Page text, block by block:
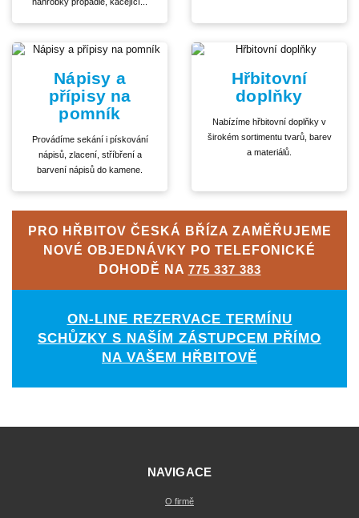
Nápisy a
přípisy na
pomník
Provádíme sekání i pískování
nápisů, zlacení, stříbření a
barvení nápisů do kamene.
Hřbitovní
doplňky
Nabízíme hřbitovní doplňky v
širokém sortimentu tvarů, barev
a materiálů.
PRO HŘBITOV ČESKÁ BŘÍZA ZAMĚŘUJEME
NOVÉ OBJEDNÁVKY PO TELEFONICKÉ
DOHODĚ NA 775 337 383
ON-LINE REZERVACE TERMÍNU
SCHŮZKY S NAŠÍM ZÁSTUPCEM PŘÍMO
NA VAŠEM HŘBITOVĚ
NAVIGACE
O firmě